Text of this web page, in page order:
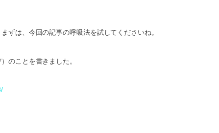
ずは、今回の記事の呼吸法を試してくださいね。
のことを書きました。